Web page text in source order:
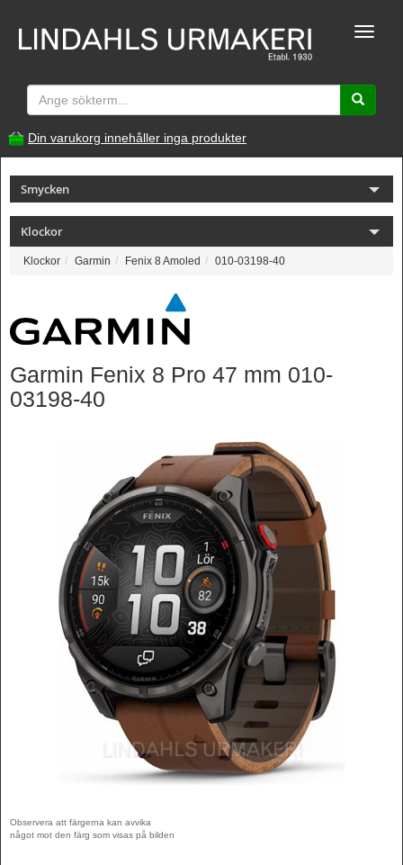
Toggle
Din varukorg innehåller inga produkter
Smycken
Klockor
Klockor Garmin Fenix 8 Amoled 010-03198-40
Garmin Fenix 8 Pro 47 mm 010-
03198-40
Observera att färgerna kan avvika
något mot den färg som visas på bilden